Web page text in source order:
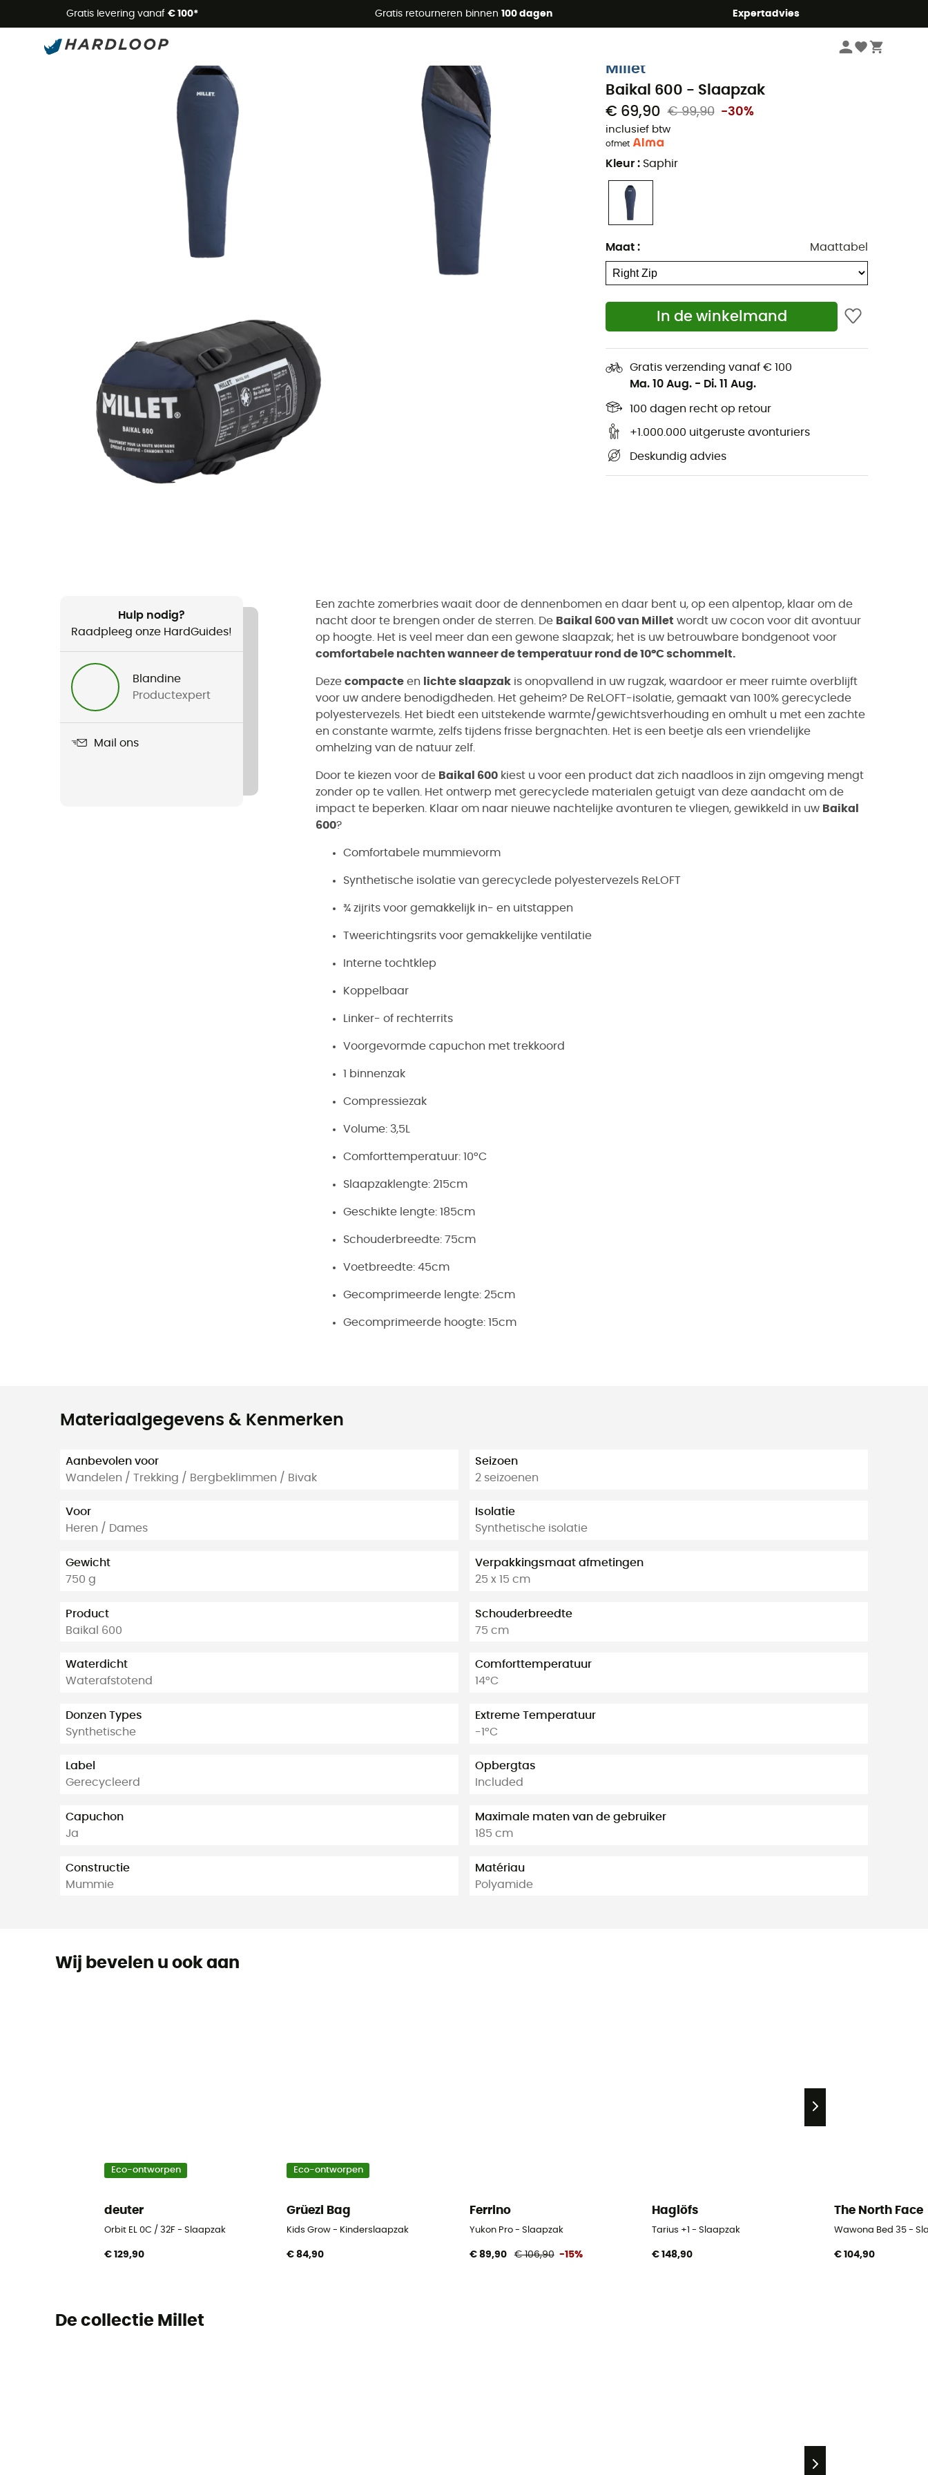
Gratis levering vanaf € 100* Gratis retourneren binnen 100 dagen Expertadvies
Zomeraanbiedingen 🔥 -5% EXTRA vanaf 2 producten* met code Summer5
Slaapzakken
Millet
Baikal 600 - Slaapzak
€ 69,90 € 99,90 -30%
inclusief btw
ofmet
Kleur : Saphir
Maat : Maattabel
In de winkelmand
Gratis verzending vanaf € 100
Ma. 10 Aug. - Di. 11 Aug.
100 dagen recht op retour
+1.000.000 uitgeruste avonturiers
Deskundig advies
Hulp nodig?
Raadpleeg onze HardGuides!
Blandine
Productexpert
Mail ons
Een zachte zomerbries waait door de dennenbomen en daar bent u, op een alpentop, klaar om de
nacht door te brengen onder de sterren. De Baikal 600 van Millet wordt uw cocon voor dit avontuur
op hoogte. Het is veel meer dan een gewone slaapzak; het is uw betrouwbare bondgenoot voor
comfortabele nachten wanneer de temperatuur rond de 10°C schommelt.
Deze compacte en lichte slaapzak is onopvallend in uw rugzak, waardoor er meer ruimte overblijft
voor uw andere benodigdheden. Het geheim? De ReLOFT-isolatie, gemaakt van 100% gerecyclede
polyestervezels. Het biedt een uitstekende warmte/gewichtsverhouding en omhult u met een zachte
en constante warmte, zelfs tijdens frisse bergnachten. Het is een beetje als een vriendelijke
omhelzing van de natuur zelf.
Door te kiezen voor de Baikal 600 kiest u voor een product dat zich naadloos in zijn omgeving mengt
zonder op te vallen. Het ontwerp met gerecyclede materialen getuigt van deze aandacht om de
impact te beperken. Klaar om naar nieuwe nachtelijke avonturen te vliegen, gewikkeld in uw Baikal
600?
Comfortabele mummievorm
Synthetische isolatie van gerecyclede polyestervezels ReLOFT
¾ zijrits voor gemakkelijk in- en uitstappen
Tweerichtingsrits voor gemakkelijke ventilatie
Interne tochtklep
Koppelbaar
Linker- of rechterrits
Voorgevormde capuchon met trekkoord
1 binnenzak
Compressiezak
Volume: 3,5L
Comforttemperatuur: 10°C
Slaapzaklengte: 215cm
Geschikte lengte: 185cm
Schouderbreedte: 75cm
Voetbreedte: 45cm
Gecomprimeerde lengte: 25cm
Gecomprimeerde hoogte: 15cm
Materiaalgegevens & Kenmerken
Aanbevolen voor
Wandelen / Trekking / Bergbeklimmen / Bivak
Voor
Heren / Dames
Gewicht
750 g
Product
Baikal 600
Waterdicht
Waterafstotend
Donzen Types
Synthetische
Label
Gerecycleerd
Capuchon
Ja
Constructie
Mummie
Seizoen
2 seizoenen
Isolatie
Synthetische isolatie
Verpakkingsmaat afmetingen
25 x 15 cm
Schouderbreedte
75 cm
Comforttemperatuur
14°C
Extreme Temperatuur
-1°C
Opbergtas
Included
Maximale maten van de gebruiker
185 cm
Matériau
Polyamide
Wij bevelen u ook aan
Eco-ontworpen
deuter
Orbit EL 0C / 32F - Slaapzak
€ 129,90
Eco-ontworpen
Grüezi Bag
Kids Grow - Kinderslaapzak
€ 84,90
Ferrino
Yukon Pro - Slaapzak
€ 89,90 € 106,90 -15%
Haglöfs
Tarius +1 - Slaapzak
€ 148,90
The North Face
Wawona Bed 35 -
€ 104,90
De collectie Millet